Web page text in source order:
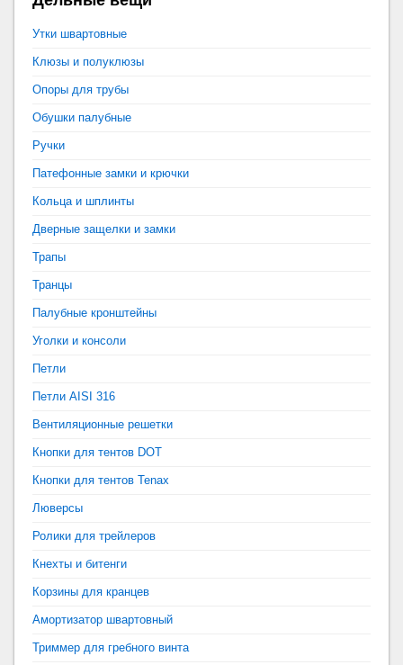
Утки швартовные
Клюзы и полуклюзы
Опоры для трубы
Обушки палубные
Ручки
Патефонные замки и крючки
Кольца и шплинты
Дверные защелки и замки
Трапы
Транцы
Палубные кронштейны
Уголки и консоли
Петли
Петли AISI 316
Вентиляционные решетки
Кнопки для тентов DOT
Кнопки для тентов Tenax
Люверсы
Ролики для трейлеров
Кнехты и битенги
Корзины для кранцев
Амортизатор швартовный
Триммер для гребного винта